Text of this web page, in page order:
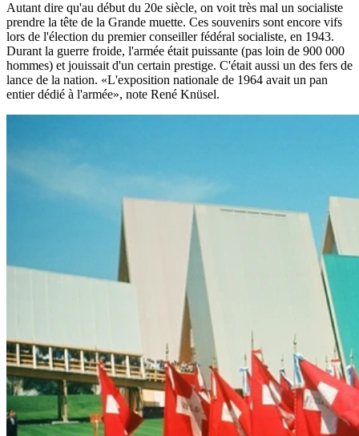
Autant dire qu'au début du 20e siècle, on voit très mal un socialiste
prendre la tête de la Grande muette. Ces souvenirs sont encore vifs
lors de l'élection du premier conseiller fédéral socialiste, en 1943.
Durant la guerre froide, l'armée était puissante (pas loin de 900 000
hommes) et jouissait d'un certain prestige. C'était aussi un des fers de
lance de la nation. «L'exposition nationale de 1964 avait un pan
entier dédié à l'armée», note René Knüsel.